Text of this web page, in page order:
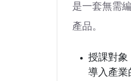
是一套無需
產品。
授課對象
導入產業